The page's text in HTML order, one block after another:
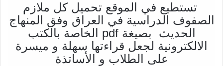
تستطيع في الموقع تحميل كل ملازم
الصفوف الدراسية في العراق وفق المنهاج
الحديث بصيغة pdf الخاصة بالكتب
الالكترونية لجعل قراءتها سهلة و ميسرة
على الطلاب و الأساتذة